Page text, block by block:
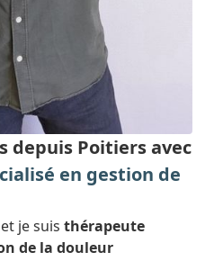
depuis Poitiers avec
en gestion de
je suis thérapeute
de la douleur